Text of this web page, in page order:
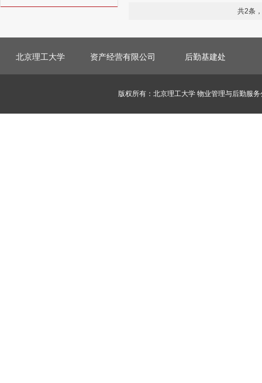
共2条
北京理工大学 资产经营有限公司 后勤基建处
版权所有：北京理工大学 物业管理与后勤服务